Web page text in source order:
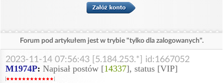
Forum pod artykułem jest w trybie "tylko dla zalogowanych".
2023-11-14 07:56:43 [5.184.253.*] id:1667052
M1974P: Napisał postów [14337], status [VIP]